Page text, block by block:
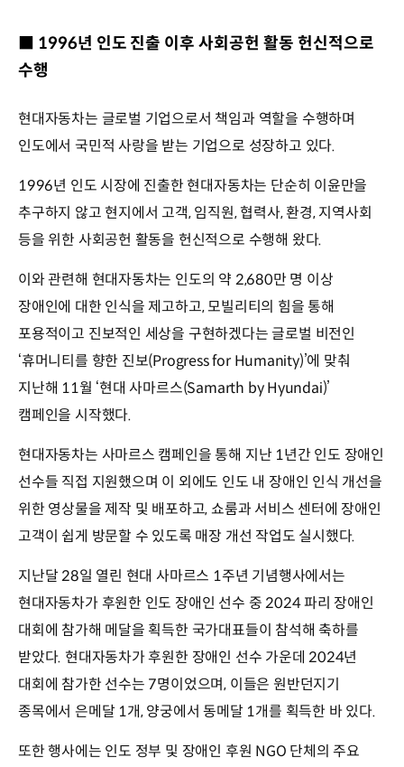
■ 1996년 인도 진출 이후 사회공헌 활동 헌신적으로
수행
현대자동차는 글로벌 기업으로서 책임과 역할을 수행하며
인도에서 국민적 사랑을 받는 기업으로 성장하고 있다.
1996년 인도 시장에 진출한 현대자동차는 단순히 이윤만을
추구하지 않고 현지에서 고객, 임직원, 협력사, 환경, 지역사회
등을 위한 사회공헌 활동을 헌신적으로 수행해 왔다.
이와 관련해 현대자동차는 인도의 약 2,680만 명 이상
장애인에 대한 인식을 제고하고, 모빌리티의 힘을 통해
포용적이고 진보적인 세상을 구현하겠다는 글로벌 비전인
‘휴머니티를 향한 진보(Progress for Humanity)’에 맞춰
지난해 11월 ‘현대 사마르스(Samarth by Hyundai)’
캠페인을 시작했다.
현대자동차는 사마르스 캠페인을 통해 지난 1년간 인도 장애인
선수들 직접 지원했으며 이 외에도 인도 내 장애인 인식 개선을
위한 영상물을 제작 및 배포하고, 쇼룸과 서비스 센터에 장애인
고객이 쉽게 방문할 수 있도록 매장 개선 작업도 실시했다.
지난달 28일 열린 현대 사마르스 1주년 기념행사에서는
현대자동차가 후원한 인도 장애인 선수 중 2024 파리 장애인
대회에 참가해 메달을 획득한 국가대표들이 참석해 축하를
받았다. 현대자동차가 후원한 장애인 선수 가운데 2024년
대회에 참가한 선수는 7명이었으며, 이들은 원반던지기
종목에서 은메달 1개, 양궁에서 동메달 1개를 획득한 바 있다.
또한 행사에는 인도 정부 및 장애인 후원 NGO 단체의 주요